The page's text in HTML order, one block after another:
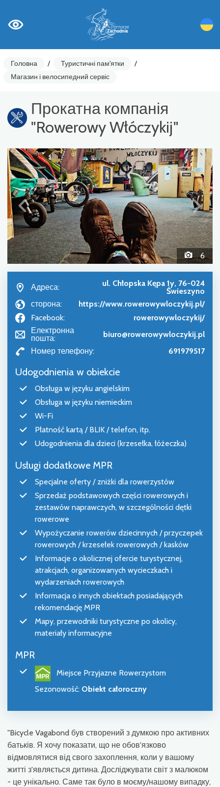
Головна / Туристичні пам'ятки
/
Магазин і велосипедний сервіс
Прокатна компанія
"Rowerowy Włóczykij"
6
Адреса:
ul. Chłopska Kępa 1y, 76-024
Świeszyno
сторона:
https://www.rowerowywloczykij.pl/
Facebook:
rowerowywloczykij/
Електронна
пошта:
biuro@rowerowywloczykij.pl
Номер телефону:
691979517
Udogodnienia w obiekcie
Obsługa w języku angielskim
Obsługa w języku niemieckim
Wi-Fi
Płatność kartą / BLIK / telefon, itp.
Udogodnienia dla dzieci (krzesełka, łóżeczka)
Usługi dodatkowe MPR
Specjalne oferty / zniżki dla rowerzystów
Sprzedaż podstawowych części rowerowych i
zestawów naprawczych, w szczególności dętki
rowerowe
Wypożyczanie rowerów dziecinnych / przyczepek
rowerowych / krzesełek rowerowych / kasków
Informacje o okolicznej ofercie turystycznej,
atrakcjach, organizowanych wycieczkach i
wydarzeniach rowerowych
Informacja o innych obiektach posiadających
rekomendację MPR
Mapy, przewodniki turystyczne po okolicy,
materiały informacyjne
MPR
Miejsce Przyjazne Rowerzystom
Sezonowość: Obiekt całoroczny
"Bicycle Vagabond був створений з думкою про активних
батьків. Я хочу показати, що не обов'язково
відмовлятися від свого захоплення, коли у вашому
житті з'являється дитина. Досліджувати світ з малюком
- це унікально. Саме так було в моєму/нашому випадку,